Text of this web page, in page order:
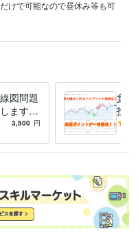
けで可能なので昼休み等も可
図問題
ます
線図問
3,500 円
負け
投資
積立
んか